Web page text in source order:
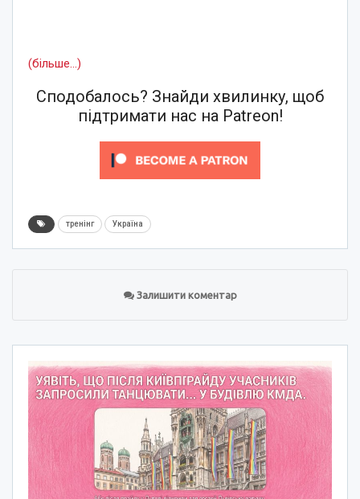
(більше…)
Сподобалось? Знайди хвилинку, щоб
підтримати нас на Patreon!
тренінг Україна
Залишити коментар